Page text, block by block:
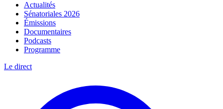
Actualités
Sénatoriales 2026
Émissions
Documentaires
Podcasts
Programme
Le direct